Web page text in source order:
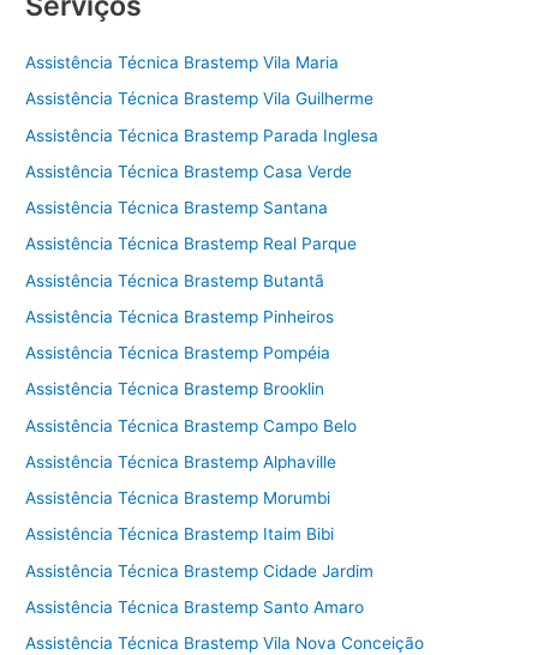
Assistência Técnica Brastemp Vila Maria
Assistência Técnica Brastemp Vila Guilherme
Assistência Técnica Brastemp Parada Inglesa
Assistência Técnica Brastemp Casa Verde
Assistência Técnica Brastemp Santana
Assistência Técnica Brastemp Real Parque
Assistência Técnica Brastemp Butantã
Assistência Técnica Brastemp Pinheiros
Assistência Técnica Brastemp Pompéia
Assistência Técnica Brastemp Brooklin
Assistência Técnica Brastemp Campo Belo
Assistência Técnica Brastemp Alphaville
Assistência Técnica Brastemp Morumbi
Assistência Técnica Brastemp Itaim Bibi
Assistência Técnica Brastemp Cidade Jardim
Assistência Técnica Brastemp Santo Amaro
Assistência Técnica Brastemp Vila Nova Conceição